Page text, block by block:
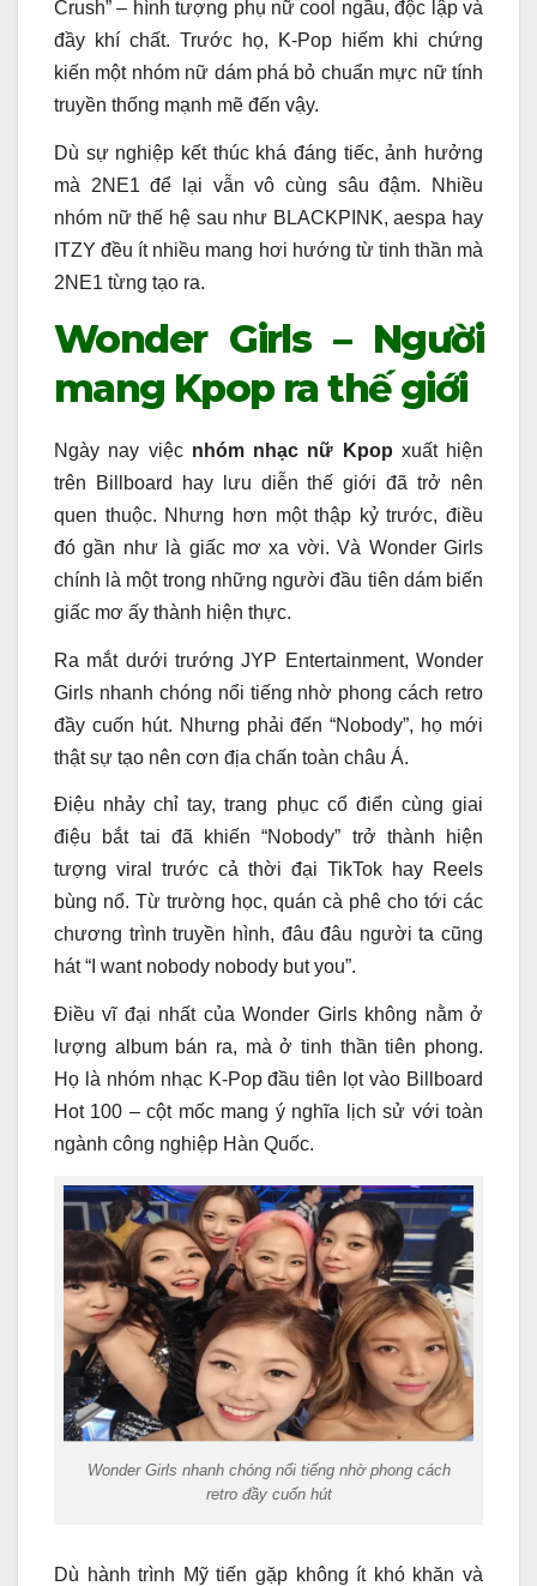
Crush” – hình tượng phụ nữ cool ngầu, độc lập và
đầy khí chất. Trước họ, K-Pop hiếm khi chứng
kiến một nhóm nữ dám phá bỏ chuẩn mực nữ tính
truyền thống mạnh mẽ đến vậy.
Dù sự nghiệp kết thúc khá đáng tiếc, ảnh hưởng
mà 2NE1 để lại vẫn vô cùng sâu đậm. Nhiều
nhóm nữ thế hệ sau như BLACKPINK, aespa hay
ITZY đều ít nhiều mang hơi hướng từ tinh thần mà
2NE1 từng tạo ra.
Wonder Girls – Người
mang Kpop ra thế giới
Ngày nay việc nhóm nhạc nữ Kpop xuất hiện
trên Billboard hay lưu diễn thế giới đã trở nên
quen thuộc. Nhưng hơn một thập kỷ trước, điều
đó gần như là giấc mơ xa vời. Và Wonder Girls
chính là một trong những người đầu tiên dám biến
giấc mơ ấy thành hiện thực.
Ra mắt dưới trướng JYP Entertainment, Wonder
Girls nhanh chóng nổi tiếng nhờ phong cách retro
đầy cuốn hút. Nhưng phải đến “Nobody”, họ mới
thật sự tạo nên cơn địa chấn toàn châu Á.
Điệu nhảy chỉ tay, trang phục cổ điển cùng giai
điệu bắt tai đã khiến “Nobody” trở thành hiện
tượng viral trước cả thời đại TikTok hay Reels
bùng nổ. Từ trường học, quán cà phê cho tới các
chương trình truyền hình, đâu đâu người ta cũng
hát “I want nobody nobody but you”.
Điều vĩ đại nhất của Wonder Girls không nằm ở
lượng album bán ra, mà ở tinh thần tiên phong.
Họ là nhóm nhạc K-Pop đầu tiên lọt vào Billboard
Hot 100 – cột mốc mang ý nghĩa lịch sử với toàn
ngành công nghiệp Hàn Quốc.
Wonder Girls nhanh chóng nổi tiếng nhờ phong cách
retro đầy cuốn hút
Dù hành trình Mỹ tiến gặp không ít khó khăn và